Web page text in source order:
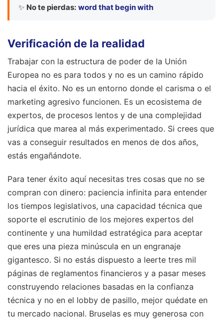
✨ No te pierdas: word that begin with
Verificación de la realidad
Trabajar con la estructura de poder de la Unión
Europea no es para todos y no es un camino rápido
hacia el éxito. No es un entorno donde el carisma o el
marketing agresivo funcionen. Es un ecosistema de
expertos, de procesos lentos y de una complejidad
jurídica que marea al más experimentado. Si crees que
vas a conseguir resultados en menos de dos años,
estás engañándote.
Para tener éxito aquí necesitas tres cosas que no se
compran con dinero: paciencia infinita para entender
los tiempos legislativos, una capacidad técnica que
soporte el escrutinio de los mejores expertos del
continente y una humildad estratégica para aceptar
que eres una pieza minúscula en un engranaje
gigantesco. Si no estás dispuesto a leerte tres mil
páginas de reglamentos financieros y a pasar meses
construyendo relaciones basadas en la confianza
técnica y no en el lobby de pasillo, mejor quédate en
tu mercado nacional. Bruselas es muy generosa con